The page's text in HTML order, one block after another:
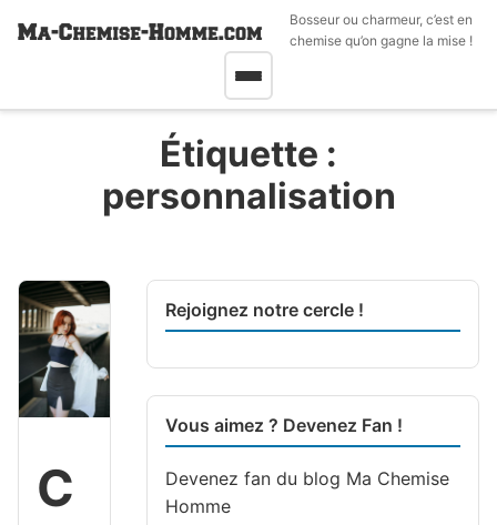
Bosseur ou charmeur, c’est en
chemise qu’on gagne la mise !
Étiquette :
personnalisation
C
Rejoignez notre cercle !
Vous aimez ? Devenez Fan !
Devenez fan du blog Ma Chemise
Homme